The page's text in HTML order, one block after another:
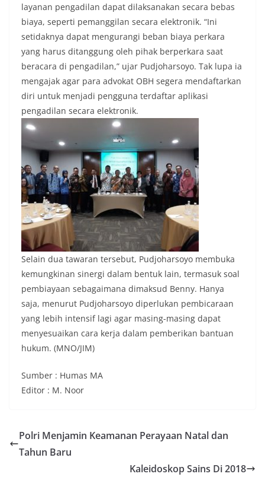
layanan pengadilan dapat dilaksanakan secara bebas
biaya, seperti pemanggilan secara elektronik. “Ini
setidaknya dapat mengurangi beban biaya perkara
yang harus ditanggung oleh pihak berperkara saat
beracara di pengadilan,” ujar Pudjoharsoyo. Tak lupa ia
mengajak agar para advokat OBH segera mendaftarkan
diri untuk menjadi pengguna terdaftar aplikasi
pengadilan secara elektronik.
Selain dua tawaran tersebut, Pudjoharsoyo membuka
kemungkinan sinergi dalam bentuk lain, termasuk soal
pembiayaan sebagaimana dimaksud Benny. Hanya
saja, menurut Pudjoharsoyo diperlukan pembicaraan
yang lebih intensif lagi agar masing-masing dapat
menyesuaikan cara kerja dalam pemberikan bantuan
hukum. (MNO/JIM)
Sumber : Humas MA
Editor : M. Noor
Polri Menjamin Keamanan Perayaan Natal dan
Tahun Baru
Kaleidoskop Sains Di 2018